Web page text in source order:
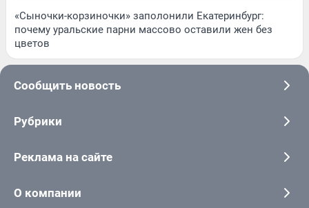
«Сыночки-корзиночки» заполонили Екатеринбург:
почему уральские парни массово оставили жен без
цветов
Сообщить новость
Рубрики
Реклама на сайте
О компании